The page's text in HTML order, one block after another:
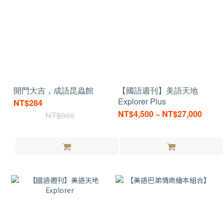
開門大吉，成語昆蟲館
NT$284
NT$360
【國語週刊】美語天地
Explorer Plus
NT$4,500 ~ NT$27,000